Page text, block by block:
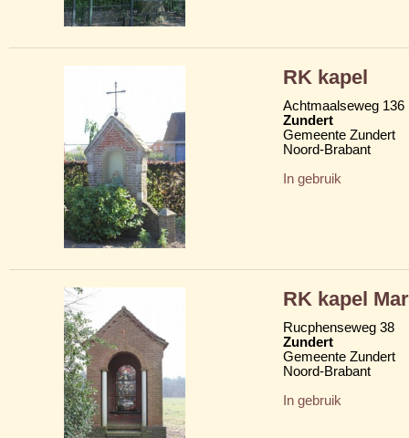
RK kapel
Achtmaalseweg 136
Zundert
Gemeente Zundert
Noord-Brabant
In gebruik
RK kapel
Rucphenseweg 38
Zundert
Gemeente Zundert
Noord-Brabant
In gebruik